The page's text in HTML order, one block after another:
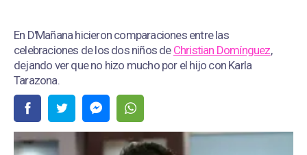
En D'Mañana hicieron comparaciones entre las
celebraciones de los dos niños de Christian Domínguez,
dejando ver que no hizo mucho por el hijo con Karla
Tarazona.